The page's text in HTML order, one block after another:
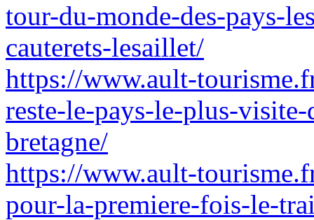
tour-du-monde-des-pays-
cauterets-lesaillet/
https://www.ault-
reste-le-pays-le-plus-
bretagne/
https://www.ault-
pour-la-premiere-fois-le-